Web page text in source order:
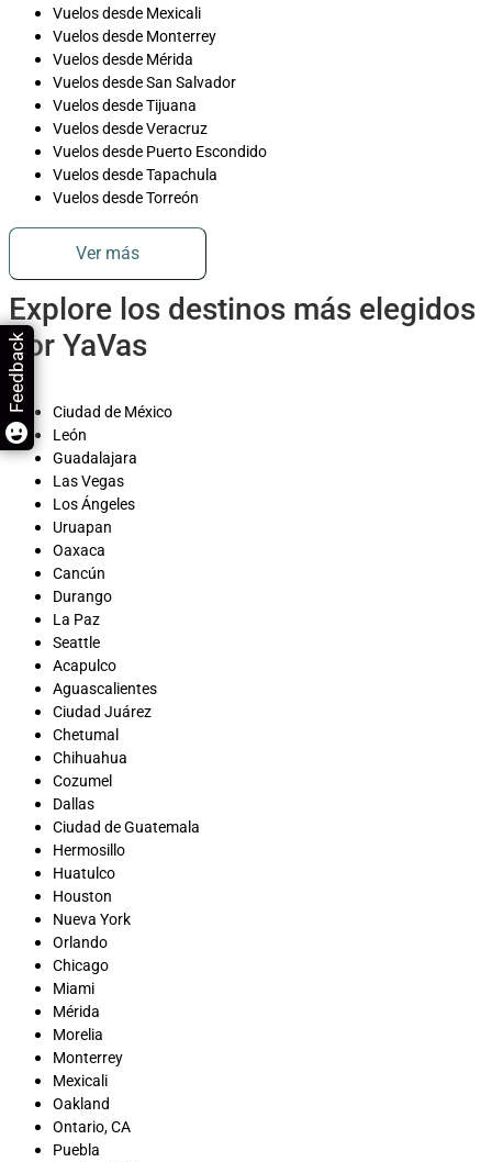
Vuelos desde Mexicali
Vuelos desde Monterrey
Vuelos desde Mérida
Vuelos desde San Salvador
Vuelos desde Tijuana
Vuelos desde Veracruz
Vuelos desde Puerto Escondido
Vuelos desde Tapachula
Vuelos desde Torreón
Ver más
Explore los destinos más elegidos
por YaVas
Ciudad de México
León
Guadalajara
Las Vegas
Los Ángeles
Uruapan
Oaxaca
Cancún
Durango
La Paz
Seattle
Acapulco
Aguascalientes
Ciudad Juárez
Chetumal
Chihuahua
Cozumel
Dallas
Ciudad de Guatemala
Hermosillo
Huatulco
Houston
Nueva York
Orlando
Chicago
Miami
Mérida
Morelia
Monterrey
Mexicali
Oakland
Ontario, CA
Puebla
Feedback